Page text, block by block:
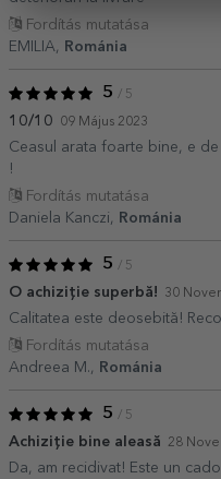
Fordítás mutatása
EMILIA,
Románia
5 / 5
10/10 09 Május 2023
Ceasul arata foarte bine, e
!
Fordítás mutatása
Daniela Kanczi,
Románia
5 / 5
O achiziție superbă! 30
Calitatea este deosebită!
Fordítás mutatása
Andreea M.,
Románia
5 / 5
Achiziție bine aleasă 28
Da, am recidivat! Este un